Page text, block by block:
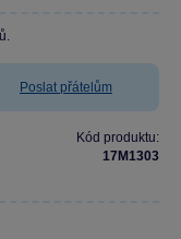
Poslat přátelům
Kód produktu:
17M1303